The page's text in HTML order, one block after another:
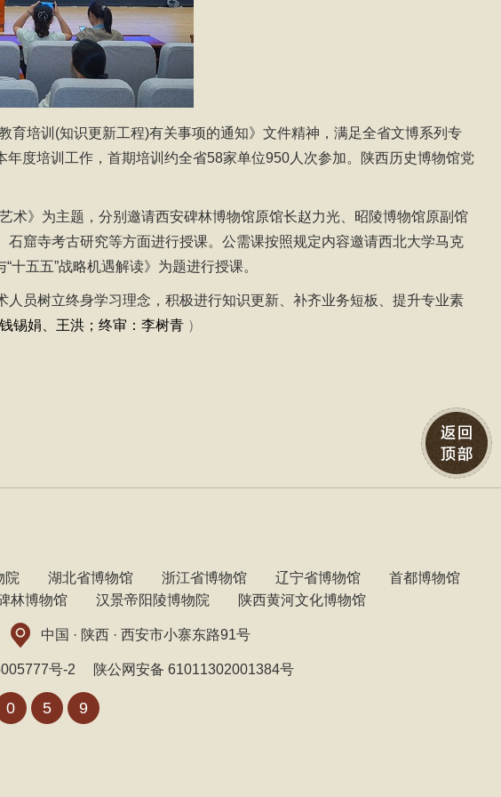
培训(知识更新工程)有关事项的通知》文件精神，满足全省文博系列专
度培训工作，首期培训约全省58家单位950人次参加。陕西历史博物馆党
》为主题，分别邀请西安碑林博物馆原馆长赵力光、昭陵博物馆原副馆
窟寺考古研究等方面进行授课。公需课按照规定内容邀请西北大学马克
五五”战略机遇解读》为题进行授课。
员树立终身学习理念，积极进行知识更新、补齐业务短板、提升专业素
钱锡娟、王洪；终审： 李树青 ）
院 湖北省博物馆 浙江省博物馆 辽宁省博物馆
首都博物馆
林博物馆 汉景帝阳陵博物院 陕西黄河文化博物馆
中国 · 陕西 · 西安市小寨东路91号
号-2 陕公网安备 61011302001384号
0 5 9